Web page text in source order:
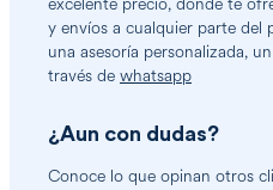
excelente precio, donde te
y envíos a cualquier parte del
una asesoría personalizada,
través de whatsapp
¿Aun con dudas?
Conoce lo que opinan otros